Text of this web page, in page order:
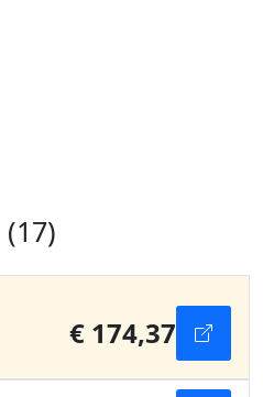
(17)
€ 174,37